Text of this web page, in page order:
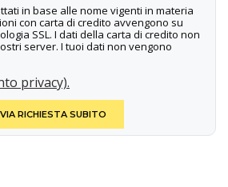
in base alle nome vigenti in materia
con carta di credito avvengono su
SSL. I dati della carta di credito non
server. I tuoi dati non vengono
privacy).
RICHIESTA SUBITO